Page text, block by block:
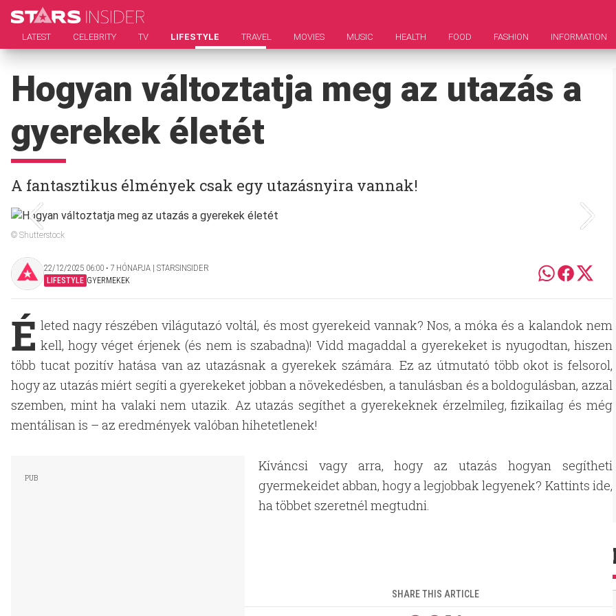
LATEST CELEBRITY TV LIFESTYLE TRAVEL MOVIES MUSIC HEALTH FOOD FASHION INFORMATION
Hogyan változtatja meg az utazás a
gyerekek életét
A fantasztikus élmények csak egy utazásnyira vannak!
© Shutterstock
22/12/2025 06:00 ‧ 7 HÓNAPJA | STARSINSIDER
LIFESTYLE GYERMEKEK
É leted nagy részében világutazó voltál, és most gyerekeid vannak? Nos, a móka és a kalandok nem
kell, hogy véget érjenek (és nem is szabadna)! Vidd magaddal a gyerekeket is nyugodtan, hiszen
több tucat pozitív hatása van az utazásnak a gyerekek számára. Ez az útmutató több okot is felsorol,
hogy az utazás miért segíti a gyerekeket jobban a növekedésben, a tanulásban és a boldogulásban, azzal
szemben, mint ha valaki nem utazik. Az utazás segíthet a gyerekeknek érzelmileg, fizikailag és még
mentálisan is – az eredmények valóban hihetetlenek!
Kíváncsi vagy arra, hogy az utazás hogyan segítheti
gyermekeidet abban, hogy a legjobbak legyenek? Kattints ide,
ha többet szeretnél megtudni.
SHARE THIS ARTICLE